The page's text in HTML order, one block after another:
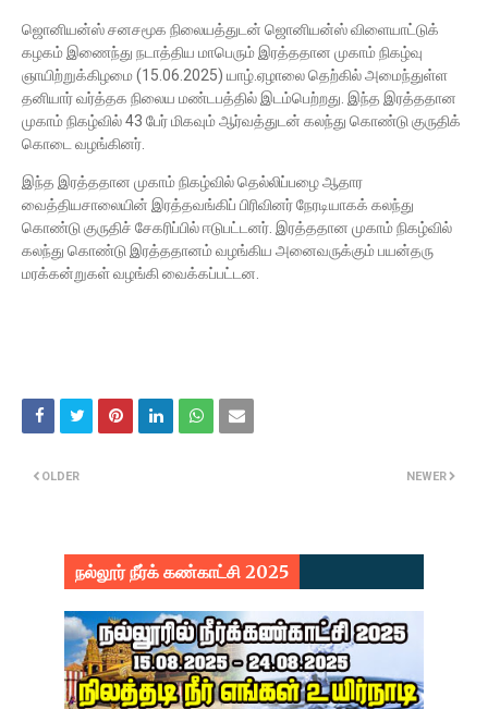
ஜொனியன்ஸ் சனசமூக நிலையத்துடன் ஜொனியன்ஸ் விளையாட்டுக்
கழகம் இணைந்து நடாத்திய மாபெரும் இரத்ததான முகாம் நிகழ்வு
ஞாயிற்றுக்கிழமை (15.06.2025) யாழ்.ஏழாலை தெற்கில் அமைந்துள்ள
தனியார் வர்த்தக நிலைய மண்டபத்தில் இடம்பெற்றது. இந்த இரத்ததான
முகாம் நிகழ்வில் 43 பேர் மிகவும் ஆர்வத்துடன் கலந்து கொண்டு குருதிக்
கொடை வழங்கினர்.
இந்த இரத்ததான முகாம் நிகழ்வில் தெல்லிப்பழை ஆதார
வைத்தியசாலையின் இரத்தவங்கிப் பிரிவினர் நேரடியாகக் கலந்து
கொண்டு குருதிச் சேகரிப்பில் ஈடுபட்டனர். இரத்ததான முகாம் நிகழ்வில்
கலந்து கொண்டு இரத்ததானம் வழங்கிய அனைவருக்கும் பயன்தரு
மரக்கன்றுகள் வழங்கி வைக்கப்பட்டன.
NEWER
OLDER
நல்லூர் நீர்க் கண்காட்சி 2025